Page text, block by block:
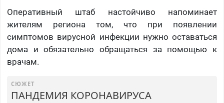
Оперативный штаб настойчиво напоминает
жителям региона том, что при появлении
симптомов вирусной инфекции нужно оставаться
дома и обязательно обращаться за помощью к
врачам.
СЮЖЕТ
ПАНДЕМИЯ КОРОНАВИРУСА